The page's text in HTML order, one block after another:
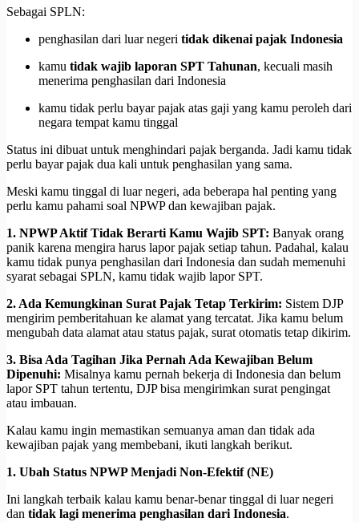
Sebagai SPLN:
penghasilan dari luar negeri tidak dikenai pajak Indonesia
kamu tidak wajib laporan SPT Tahunan, kecuali masih
menerima penghasilan dari Indonesia
kamu tidak perlu bayar pajak atas gaji yang kamu peroleh dari
negara tempat kamu tinggal
Status ini dibuat untuk menghindari pajak berganda. Jadi kamu tidak
perlu bayar pajak dua kali untuk penghasilan yang sama.
Meski kamu tinggal di luar negeri, ada beberapa hal penting yang
perlu kamu pahami soal NPWP dan kewajiban pajak.
1. NPWP Aktif Tidak Berarti Kamu Wajib SPT: Banyak orang
panik karena mengira harus lapor pajak setiap tahun. Padahal, kalau
kamu tidak punya penghasilan dari Indonesia dan sudah memenuhi
syarat sebagai SPLN, kamu tidak wajib lapor SPT.
2. Ada Kemungkinan Surat Pajak Tetap Terkirim: Sistem DJP
mengirim pemberitahuan ke alamat yang tercatat. Jika kamu belum
mengubah data alamat atau status pajak, surat otomatis tetap dikirim.
3. Bisa Ada Tagihan Jika Pernah Ada Kewajiban Belum
Dipenuhi: Misalnya kamu pernah bekerja di Indonesia dan belum
lapor SPT tahun tertentu, DJP bisa mengirimkan surat pengingat
atau imbauan.
Kalau kamu ingin memastikan semuanya aman dan tidak ada
kewajiban pajak yang membebani, ikuti langkah berikut.
1. Ubah Status NPWP Menjadi Non-Efektif (NE)
Ini langkah terbaik kalau kamu benar-benar tinggal di luar negeri
dan tidak lagi menerima penghasilan dari Indonesia.